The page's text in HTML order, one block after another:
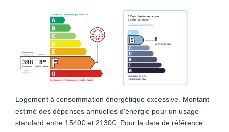
Logement à consommation énergétique excessive. Montant
estimé des dépenses annuelles d'énergie pour un usage
standard entre 1540€ et 2130€. Pour la date de référence